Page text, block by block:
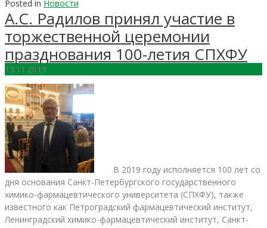
Posted in Новости
А.С. Радилов принял участие в
торжественной церемонии
празднования 100-летия СПХФУ
13.11.2019
В 2019 году исполняется 100 лет со
дня основания Санкт-Петербургского государственного
химико-фармацевтического университета (СПХФУ), также
известного как Петроградский фармацевтический институт,
Ленинградский химико-фармацевтический институт, Санкт-